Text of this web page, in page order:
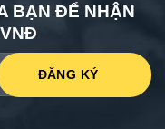
BẠN ĐỂ NHẬN